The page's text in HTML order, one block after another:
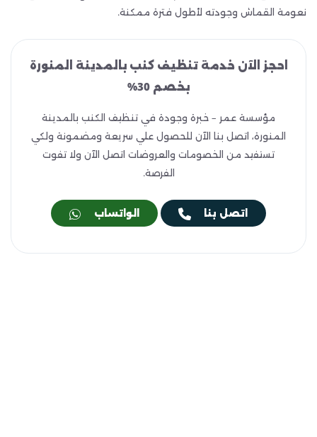
نعومة القماش وجودته لأطول فترة ممكنة.
احجز الآن خدمة تنظيف كنب بالمدينة المنورة
بخصم 30%
مؤسسة عمر – خبرة وجودة في تنظيف الكنب بالمدينة
المنورة، اتصل بنا الآن للحصول علي سريعة ومضمونة ولكي
تستفيد من الخصومات والعروضات اتصل الآن ولا تفوت
الفرصة.
اتصل بنا الواتساب